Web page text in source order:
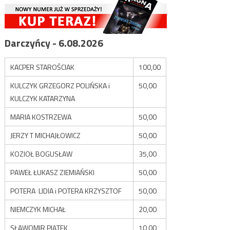
Darczyńcy - 6.08.2026
KACPER STAROŚCIAK
100,00
KULCZYK GRZEGORZ POLIŃSKA i
KULCZYK KATARZYNA
50,00
MARIA KOSTRZEWA
50,00
JERZY T MICHAJŁOWICZ
50,00
KOZIOŁ BOGUSŁAW
35,00
PAWEŁ ŁUKASZ ZIEMIAŃSKI
50,00
POTERA LIDIA i POTERA KRZYSZTOF
50,00
NIEMCZYK MICHAŁ
20,00
SŁAWOMIR PIĄTEK
10,00